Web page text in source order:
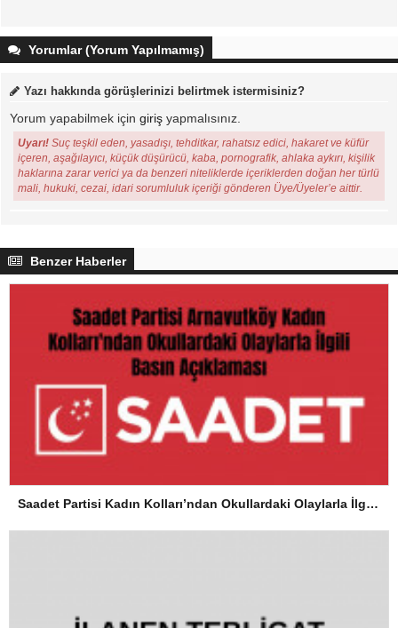
Yorumlar (Yorum Yapılmamış)
Yazı hakkında görüşlerinizi belirtmek istermisiniz?
Yorum yapabilmek için giriş yapmalısınız.
Uyarı! Suç teşkil eden, yasadışı, tehditkar, rahatsız edici, hakaret ve küfür
içeren, aşağılayıcı, küçük düşürücü, kaba, pornografik, ahlaka aykırı, kişilik
haklarına zarar verici ya da benzeri niteliklerde içeriklerden doğan her türlü
mali, hukuki, cezai, idari sorumluluk içeriği gönderen Üye/Üyeler’e aittir.
Benzer Haberler
Saadet Partisi Kadın Kolları’ndan Okullardaki Olaylarla İlgili Basın Açıklaması